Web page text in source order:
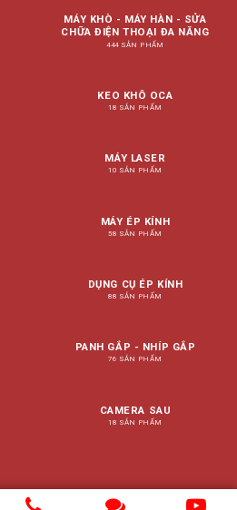
MÁY KHÒ - MÁY HÀN - SỬA
CHỮA ĐIỆN THOẠI ĐA NĂNG
444 SẢN PHẨM
KEO KHÔ OCA
18 SẢN PHẨM
MÁY LASER
10 SẢN PHẨM
MÁY ÉP KÍNH
58 SẢN PHẨM
DỤNG CỤ ÉP KÍNH
88 SẢN PHẨM
PANH GẮP - NHÍP GẮP
76 SẢN PHẨM
CAMERA SAU
18 SẢN PHẨM